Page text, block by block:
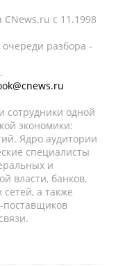
c 11.1998
разбора -
сотрудники одной
экономики:
Ядро аудитории
специалисты
и
власти, банков,
а также
поставщиков